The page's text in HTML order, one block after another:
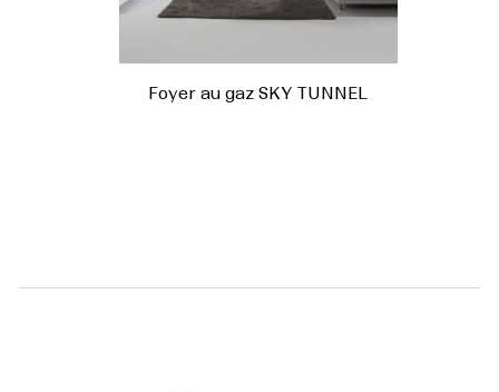
Foyer au gaz SKY TUNNEL